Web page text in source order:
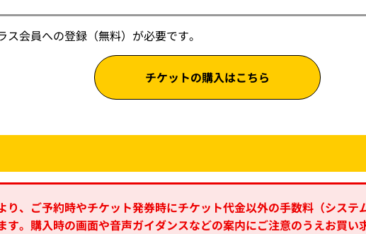
会員への登録（無料）が必要です。
チケットの購入はこちら
り、ご予約時やチケット発券時にチケット代金以外の手数料（シス
す。購入時の画面や音声ガイダンスなどの案内にご注意のうえお買い